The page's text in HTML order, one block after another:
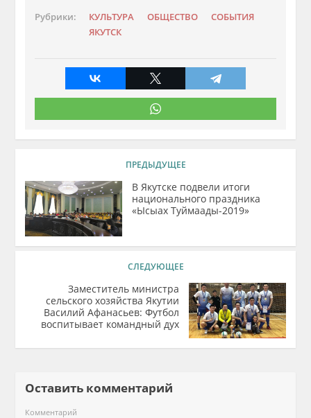
Рубрики: КУЛЬТУРА ОБЩЕСТВО
СОБЫТИЯ
ЯКУТСК
ПРЕДЫДУЩЕЕ
В Якутске подвели итоги
национального праздника
«Ысыах Туймаады-2019»
СЛЕДУЮЩЕЕ
Заместитель министра
сельского хозяйства Якутии
Василий Афанасьев: Футбол
воспитывает командный дух
Оставить комментарий
Комментарий